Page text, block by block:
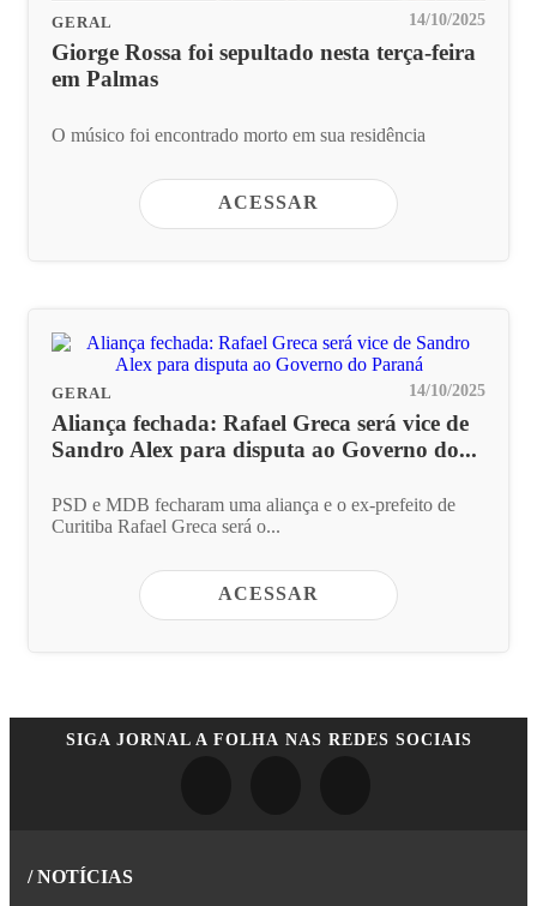
GERAL 14/10/2025
Giorge Rossa foi sepultado nesta terça-feira
em Palmas
O músico foi encontrado morto em sua residência
ACESSAR
GERAL 14/10/2025
Aliança fechada: Rafael Greca será vice de
Sandro Alex para disputa ao Governo do...
PSD e MDB fecharam uma aliança e o ex-prefeito de
Curitiba Rafael Greca será o...
ACESSAR
SIGA JORNAL A FOLHA NAS REDES SOCIAIS
/ NOTÍCIAS